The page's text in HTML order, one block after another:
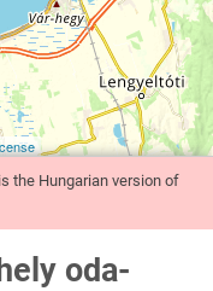
the Hungarian version of
oda-